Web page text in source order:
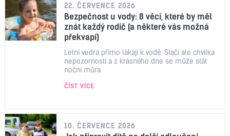
22. ČERVENCE 2026
Bezpečnost u vody: 8 věcí, které by měl
znát každý rodič (a některé vás možná
překvapí)
Letní vedra přímo lákají k vodě. Stačí ale chvilka
nepozornosti a z krásného dne se může stát
noční můra.
ČÍST VÍCE
10. ČERVENCE 2026